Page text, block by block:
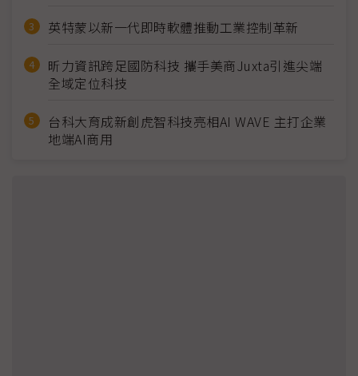
英特蒙以新一代即時軟體推動工業控制革新
昕力資訊跨足國防科技 攜手美商Juxta引進尖端
全域定位科技
台科大育成新創虎智科技亮相AI WAVE 主打企業
地端AI商用